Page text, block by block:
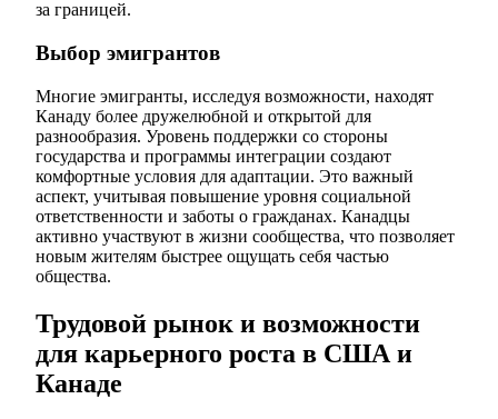
за границей.
Выбор эмигрантов
Многие эмигранты, исследуя возможности, находят
Канаду более дружелюбной и открытой для
разнообразия. Уровень поддержки со стороны
государства и программы интеграции создают
комфортные условия для адаптации. Это важный
аспект, учитывая повышение уровня социальной
ответственности и заботы о гражданах. Канадцы
активно участвуют в жизни сообщества, что позволяет
новым жителям быстрее ощущать себя частью
общества.
Трудовой рынок и возможности
для карьерного роста в США и
Канаде